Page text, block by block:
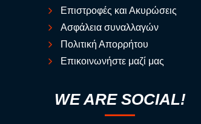
Επιστροφές και Ακυρώσεις
Ασφάλεια συναλλαγών
Πολιτική Απορρήτου
Επικοινωνήστε μαζί μας
WE ARE SOCIAL!